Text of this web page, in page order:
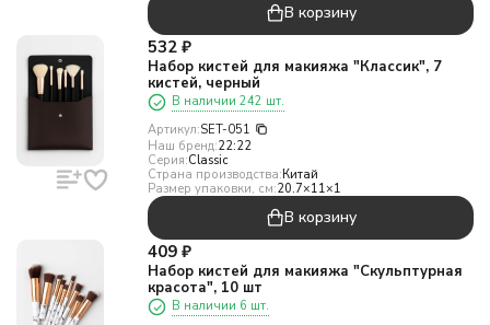
В корзину
532 ₽
Набор кистей для макияжа "Классик", 7
кистей, черный
В наличии 242 шт.
Артикул:SET-051
Наш бренд:22:22
Серия:Classic
Страна производства:Китай
Размер упаковки, см:20.7×11×1
В корзину
409 ₽
Набор кистей для макияжа "Скульптурная
красота", 10 шт
В наличии 6 шт.